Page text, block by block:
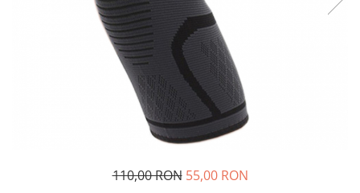
110,00 RON 55,00 RON